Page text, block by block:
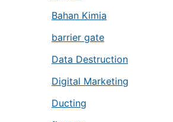
Bahan Kimia
barrier gate
Data Destruction
Digital Marketing
Ducting